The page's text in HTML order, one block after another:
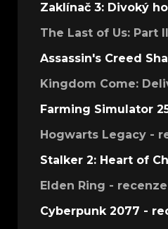
Zaklínač 3: Divoký
The Last of Us: Part
Assassin's Creed
Kingdom Come:
Farming Simulator
Hogwarts Legacy -
Stalker 2: Heart of
Elden Ring - recenze
Cyberpunk 2077 -